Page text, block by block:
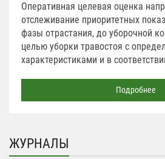
Оперативная целевая оценка
отслеживание приоритетных
фазы отрастания, до уборочной
целью уборки травостоя с
характеристиками и в
Подробнее
ЖУРНАЛЫ